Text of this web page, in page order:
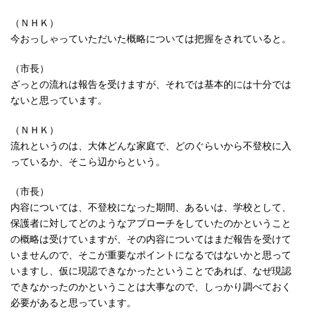
（ＮＨＫ）
今おっしゃっていただいた概略については把握をされていると。
（市長）
ざっとの流れは報告を受けますが、それでは基本的には十分では
ないと思っています。
（ＮＨＫ）
流れというのは、大体どんな家庭で、どのぐらいから不登校に入
っているか、そこら辺からという。
（市長）
内容については、不登校になった期間、あるいは、学校として、
保護者に対してどのようなアプローチをしていたのかということ
の概略は受けていますが、その内容についてはまだ報告を受けて
いませんので、そこが重要なポイントになるではないかと思って
いますし、仮に現認できなかったということであれば、なぜ現認
できなかったのかということは大事なので、しっかり調べておく
必要があると思っています。